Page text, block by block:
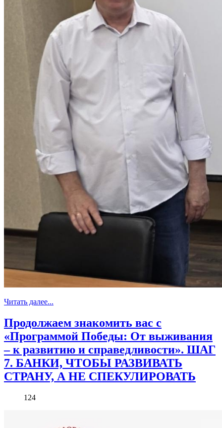
Читать далее...
Продолжаем знакомить вас с
«Программой Победы: От выживания
– к развитию и справедливости». ШАГ
7. БАНКИ, ЧТОБЫ РАЗВИВАТЬ
СТРАНУ, А НЕ СПЕКУЛИРОВАТЬ
124